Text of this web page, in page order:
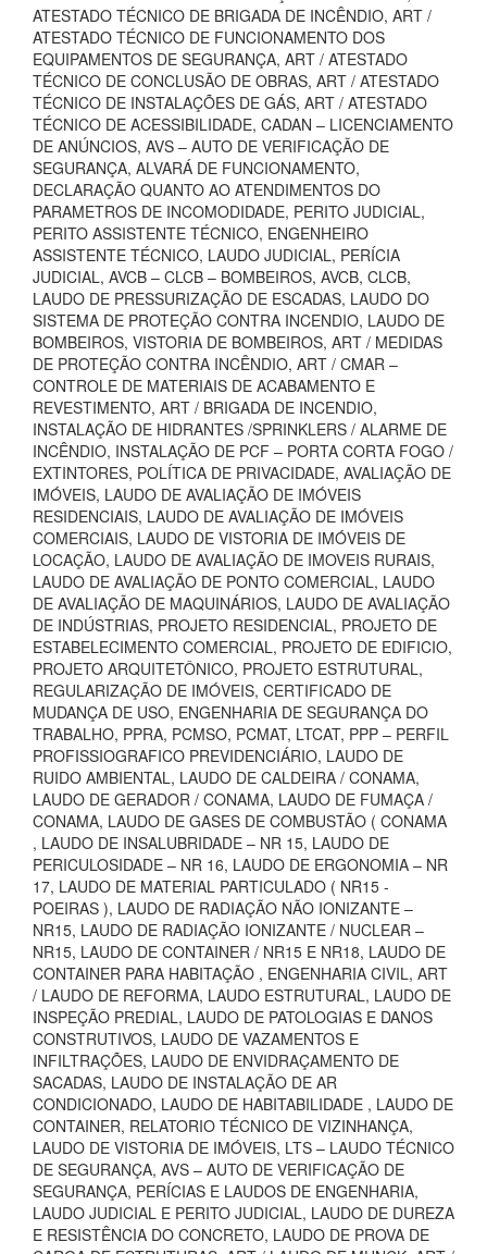
ATESTADO TÉCNICO DE BRIGADA DE INCÊNDIO, ART /
ATESTADO TÉCNICO DE FUNCIONAMENTO DOS
EQUIPAMENTOS DE SEGURANÇA, ART / ATESTADO
TÉCNICO DE CONCLUSÃO DE OBRAS, ART / ATESTADO
TÉCNICO DE INSTALAÇÕES DE GÁS, ART / ATESTADO
TÉCNICO DE ACESSIBILIDADE, CADAN – LICENCIAMENTO
DE ANÚNCIOS, AVS – AUTO DE VERIFICAÇÃO DE
SEGURANÇA, ALVARÁ DE FUNCIONAMENTO,
DECLARAÇÃO QUANTO AO ATENDIMENTOS DO
PARAMETROS DE INCOMODIDADE, PERITO JUDICIAL,
PERITO ASSISTENTE TÉCNICO, ENGENHEIRO
ASSISTENTE TÉCNICO, LAUDO JUDICIAL, PERÍCIA
JUDICIAL, AVCB – CLCB – BOMBEIROS, AVCB, CLCB,
LAUDO DE PRESSURIZAÇÃO DE ESCADAS, LAUDO DO
SISTEMA DE PROTEÇÃO CONTRA INCENDIO, LAUDO DE
BOMBEIROS, VISTORIA DE BOMBEIROS, ART / MEDIDAS
DE PROTEÇÃO CONTRA INCÊNDIO, ART / CMAR –
CONTROLE DE MATERIAIS DE ACABAMENTO E
REVESTIMENTO, ART / BRIGADA DE INCENDIO,
INSTALAÇÃO DE HIDRANTES /SPRINKLERS / ALARME DE
INCÊNDIO, INSTALAÇÃO DE PCF – PORTA CORTA FOGO /
EXTINTORES, POLÍTICA DE PRIVACIDADE, AVALIAÇÃO DE
IMÓVEIS, LAUDO DE AVALIAÇÃO DE IMÓVEIS
RESIDENCIAIS, LAUDO DE AVALIAÇÃO DE IMÓVEIS
COMERCIAIS, LAUDO DE VISTORIA DE IMÓVEIS DE
LOCAÇÃO, LAUDO DE AVALIAÇÃO DE IMOVEIS RURAIS,
LAUDO DE AVALIAÇÃO DE PONTO COMERCIAL, LAUDO
DE AVALIAÇÃO DE MAQUINÁRIOS, LAUDO DE AVALIAÇÃO
DE INDÚSTRIAS, PROJETO RESIDENCIAL, PROJETO DE
ESTABELECIMENTO COMERCIAL, PROJETO DE EDIFICIO,
PROJETO ARQUITETÔNICO, PROJETO ESTRUTURAL,
REGULARIZAÇÃO DE IMÓVEIS, CERTIFICADO DE
MUDANÇA DE USO, ENGENHARIA DE SEGURANÇA DO
TRABALHO, PPRA, PCMSO, PCMAT, LTCAT, PPP – PERFIL
PROFISSIOGRAFICO PREVIDENCIÁRIO, LAUDO DE
RUIDO AMBIENTAL, LAUDO DE CALDEIRA / CONAMA,
LAUDO DE GERADOR / CONAMA, LAUDO DE FUMAÇA /
CONAMA, LAUDO DE GASES DE COMBUSTÃO ( CONAMA
, LAUDO DE INSALUBRIDADE – NR 15, LAUDO DE
PERICULOSIDADE – NR 16, LAUDO DE ERGONOMIA – NR
17, LAUDO DE MATERIAL PARTICULADO ( NR15 -
POEIRAS ), LAUDO DE RADIAÇÃO NÃO IONIZANTE –
NR15, LAUDO DE RADIAÇÃO IONIZANTE / NUCLEAR –
NR15, LAUDO DE CONTAINER / NR15 E NR18, LAUDO DE
CONTAINER PARA HABITAÇÃO , ENGENHARIA CIVIL, ART
/ LAUDO DE REFORMA, LAUDO ESTRUTURAL, LAUDO DE
INSPEÇÃO PREDIAL, LAUDO DE PATOLOGIAS E DANOS
CONSTRUTIVOS, LAUDO DE VAZAMENTOS E
INFILTRAÇÕES, LAUDO DE ENVIDRAÇAMENTO DE
SACADAS, LAUDO DE INSTALAÇÃO DE AR
CONDICIONADO, LAUDO DE HABITABILIDADE , LAUDO DE
CONTAINER, RELATORIO TÉCNICO DE VIZINHANÇA,
LAUDO DE VISTORIA DE IMÓVEIS, LTS – LAUDO TÉCNICO
DE SEGURANÇA, AVS – AUTO DE VERIFICAÇÃO DE
SEGURANÇA, PERÍCIAS E LAUDOS DE ENGENHARIA,
LAUDO JUDICIAL E PERITO JUDICIAL, LAUDO DE DUREZA
E RESISTÊNCIA DO CONCRETO, LAUDO DE PROVA DE